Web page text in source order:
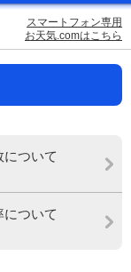
スマートフォン専用
お天気.comはこちら
ついて
ついて